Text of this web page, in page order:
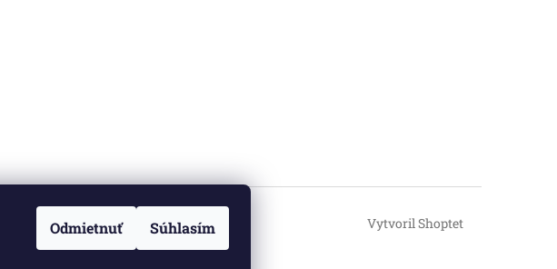
Odmietnuť Súhlasím Vytvoril Shoptet